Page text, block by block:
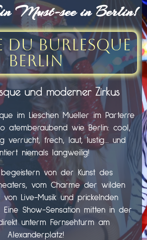
Must-see in Berlin!
du Burlesque
Berlin
und moderner Zirkus
im Lieschen Mueller im Parterre
atemberaubend wie Berlin: cool,
verrucht, frech, laut, lustig… und
niemals langweilig!
begeistern von der Kunst des
vom Charme der wilden
von Live-Musik und prickelnden
Eine Show-Sensation mitten in der
unterm Fernsehturm am
Alexanderplatz!